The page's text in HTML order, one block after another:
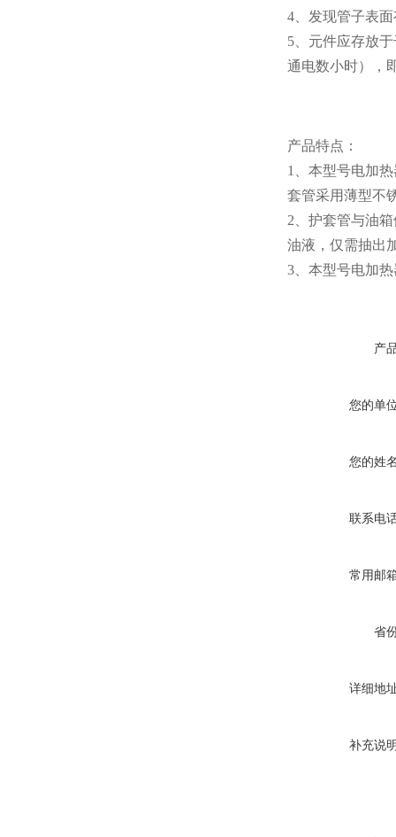
4、发现管子表
5、元件应存放
通电数小时），
产品特点：
1、本型号电加
套管采用薄型不
2、护套管与油
油液，仅需抽出
3、本型号电加
产
您的单
您的姓
联系电
常用邮
省
详细地
补充说